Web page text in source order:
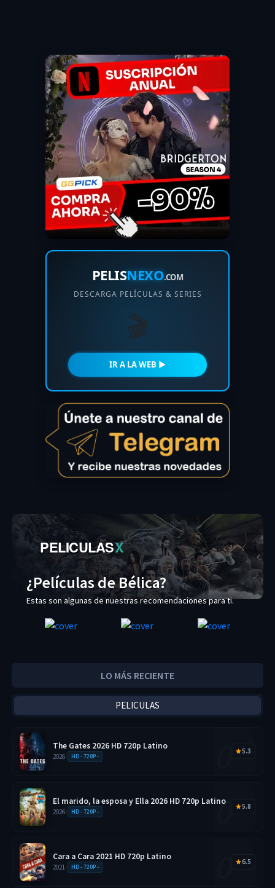
PELISNEXO.COM
DESCARGA PELÍCULAS & SERIES
🎬
IR A LA WEB ►
PELICULASX
¿Películas de Bélica?
Estas son algunas de nuestras recomendaciones para ti.
LO MÁS RECIENTE
PELICULAS
The Gates 2026 HD 720p Latino
2026• HD - 720P -
5.3
El marido, la esposa y Ella 2026 HD 720p Latino
2026• HD - 720P -
5.8
Cara a Cara 2021 HD 720p Latino
2021 • HD - 720P -
6.5